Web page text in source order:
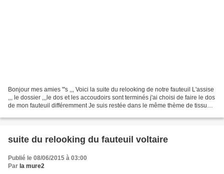
Bonjour mes amies '''s ,,, Voici la suite du relooking de notre fauteuil L'assise
,,, le dossier ,,,le dos et les accoudoirs sont terminés j'ai choisi de faire le dos
de mon fauteuil différemment Je suis restée dans le même thème de tissu
suite du relooking du fauteuil voltaire
Publié le 08/06/2015 à 03:00
Par la mure2